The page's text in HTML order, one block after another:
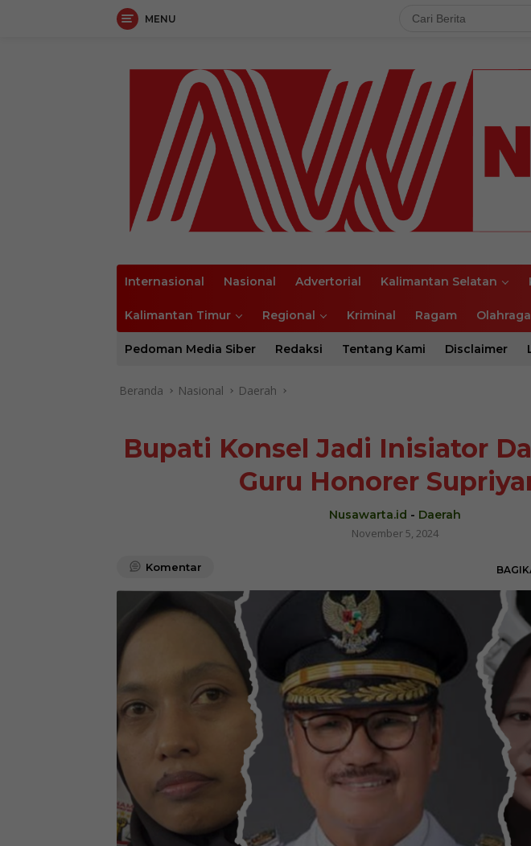
MENU
Internasional Nasional Advertorial Kalimantan Selatan
Kalimantan Timur Regional Kriminal Ragam Olahraga
Pedoman Media Siber Redaksi Tentang Kami Disclaimer
Beranda Nasional Daerah
Bupati Konsel Jadi Inisiator
Guru Honorer
Nusawarta.id - Daerah
November 5, 2024
Komentar